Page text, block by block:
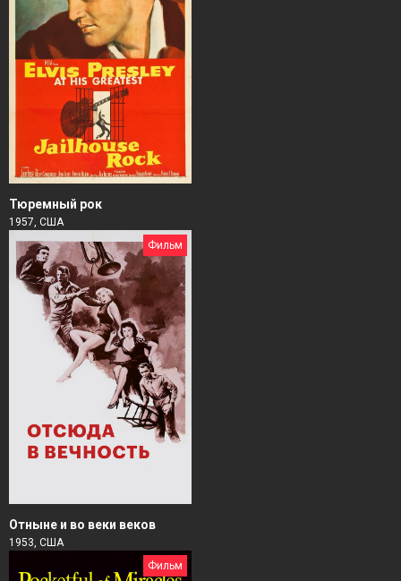
Тюремный рок
1957, США
Фильм
Отныне и во веки веков
1953, США
Фильм